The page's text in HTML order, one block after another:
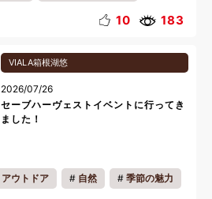
リラックス
10 183
VIALA箱根湖悠
2026/07/26
セーブハーヴェストイベントに行ってき
ました！
アウトドア 自然 季節の魅力